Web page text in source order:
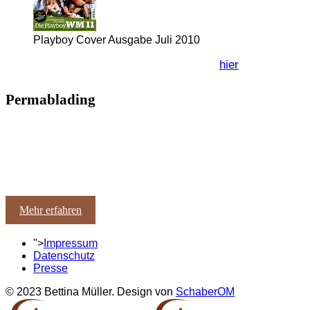
Playboy Cover Ausgabe Juli 2010
hier
Permablading
Mehr erfahren
"> Impressum
Datenschutz
Presse
© 2023 Bettina Müller. Design von SchaberOM